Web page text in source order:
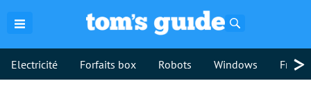
Electricité Forfaits box Robots Windows >